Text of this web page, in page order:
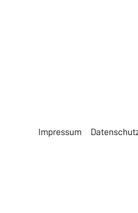
Impressum